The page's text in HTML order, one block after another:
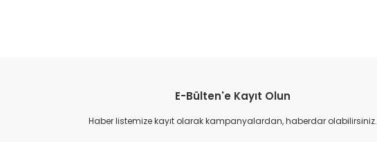
Ürün resmi kalitesiz, bozuk veya görüntülenemiyor.
Ürün açıklamasında eksik bilgiler bulunuyor.
E-Bülten'e Kayıt Olun
Haber listemize kayıt olarak kampanyalardan, haberdar olabilirsiniz.